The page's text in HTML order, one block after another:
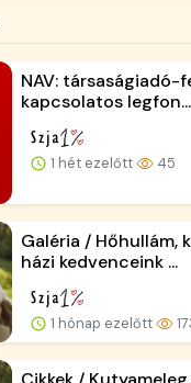
NAV: társaságiadó-
kapcsolatos legfon...
1 hét ezelőtt 45
Galéria / Hőhullám,
házi kedvenceink ...
1 hónap ezelőtt